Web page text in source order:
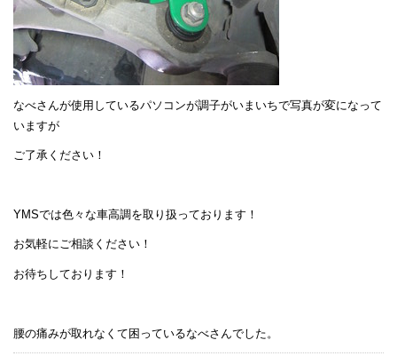
なべさんが使用しているパソコンが調子がいまいちで写真が変になって
いますが
ご了承ください！
YMSでは色々な車高調を取り扱っております！
お気軽にご相談ください！
お待ちしております！
腰の痛みが取れなくて困っているなべさんでした。